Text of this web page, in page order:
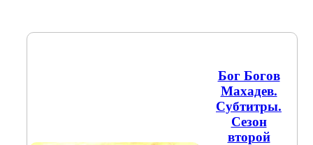
Бог Богов
Махадев.
Субтитры.
Сезон
второй